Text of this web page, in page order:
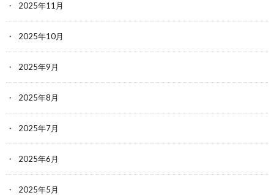
2025年11月
2025年10月
2025年9月
2025年8月
2025年7月
2025年6月
2025年5月